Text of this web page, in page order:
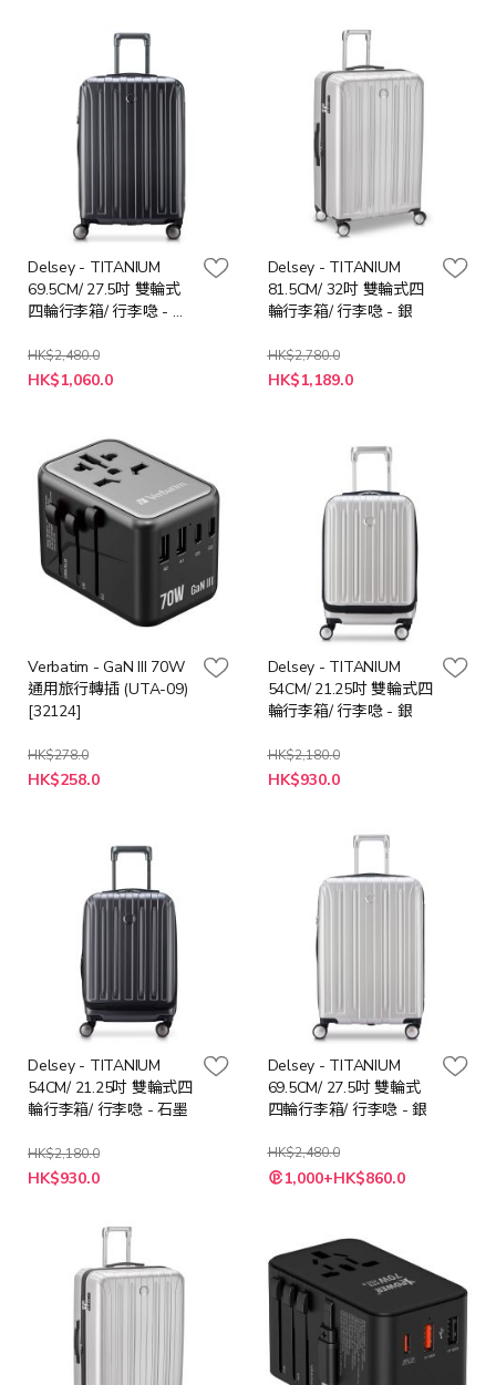
Delsey - TITANIUM
69.5CM/ 27.5吋 雙輪式
四輪行李箱/ 行李喼 - 石
HK$2,480.0
特
殊
HK$1,060.0
Delsey - TITANIUM
81.5CM/ 32吋 雙輪式四
輪行李箱/ 行李喼 - 銀
HK$2,780.0
特
殊
HK$1,189.0
Verbatim - GaN III 70W
通用旅行轉插 (UTA-09)
[32124]
HK$278.0
特
殊
HK$258.0
Delsey - TITANIUM
54CM/ 21.25吋 雙輪式四
輪行李箱/ 行李喼 - 銀
HK$2,180.0
特
殊
HK$930.0
Delsey - TITANIUM
54CM/ 21.25吋 雙輪式四
輪行李箱/ 行李喼 - 石墨
HK$2,180.0
特
殊
HK$930.0
Delsey - TITANIUM
69.5CM/ 27.5吋 雙輪式
四輪行李箱/ 行李喼 - 銀
HK$2,480.0
特
殊 1,000+HK$860.0